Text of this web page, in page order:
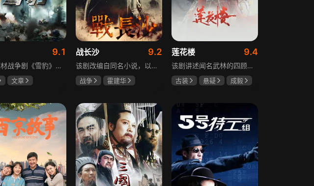
9.1
抗日题材战争剧《雪豹》讲述抗日女学生陈怡是一个在革命道路上逐渐成长起来的优秀青年。从慷慨激昂的热血学生，到成熟稳重的革命战士，甚至执行任务的时候还要扮演性格大胆奔放的交际花，打入到敌人内部获取情报。在做情报工作时，与搭档张楚扮假夫妻，多次身陷险境命悬一线。周卫国原本是一名玩世不恭的富家子弟，却不乏热血，抗战时为了保护初恋女友，举枪杀了一名日本人，由此改名换姓走上了革命道路，从国民党中央军校到德国军校，再到回国创建中国第一支特战部队，成为了一个真正的传奇英雄。
文章
战长沙 9.2
该剧改编自同名小说，以中国近代史上著名的“长沙会战”为背景，借由长沙城一户普通胡姓人家在战争中的命运浮沉，展现战火的无情以及在日军铁蹄侵略下中华儿女奋起抗战的不屈精神。1938年10月日军攻陷武汉，长沙危在旦夕，城中茶园巷的胡家人在孙女婿薛君山的支持下，为最宠爱的龙凤胎湘湘和小满安排退路。薛君山先将湘湘介绍给留洋归来保卫长沙的顾清明，可惜二人一见面便势同水火，薛君山只好另选人家。湘湘订婚当日，蒋介石密令火烧长沙，因指挥失当酿成巨大灾难，繁华古城毁于一旦，很多人包括湘湘的未婚夫一家被活活烧死。焦土上，各地英雄儿女齐聚长沙，和湖南人民一起阻挡敌人铁蹄，胡家人也在劫难中演绎了一幕幕悲欢离合。
战争
霍建华
莲花楼 9.4
该剧讲述闻名武林的四顾门门主李相夷在一次大战后身受重伤，从此退隐江湖成为淡泊名利的“假神医”李莲花。他遇到新交方多病与旧敌笛飞声后，重新卷入江湖。江湖暗流涌动，疑团扑朔迷离，抽丝剥茧方能断出真相，一段荡气回肠的侠义情即将热血展开，展现了侠义、探案与江湖恩怨交织的精彩故事。
古装 悬疑
成毅